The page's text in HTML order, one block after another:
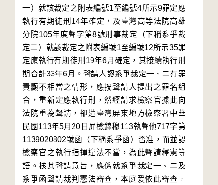
一）就該裁定之附表編號1至編號4所示9罪定應
執行有期徒刑14年確定，及臺灣高等法院高雄
分院105年度聲字第8號刑事裁定（下稱系爭裁
定二）就該裁定之附表編號1至編號12所示35罪
定應執行有期徒刑19年6月確定，其接續執行刑
期合計33年6月。聲請人認系爭裁定一、二有罪
責顯不相當之情形，應按聲請人提出之罪名組
合，重新定應執行刑，然經請求檢察官據此向
法院重為聲請，卻遭臺灣屏東地方檢察署中華
民國113年5月20日屏檢錦穆113執聲他717字第
1139020802號函（下稱系爭函）否准，而並認
檢察官之執行指揮違法不當，為此聲請釋憲等
語。核其聲請意旨，應係就系爭裁定一、二及
系爭函聲請裁判憲法審查，本庭爰依此審查，